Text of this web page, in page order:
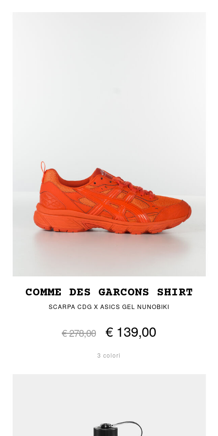
COMME DES GARCONS SHIRT
SCARPA CDG X ASICS GEL NUNOBIKI
€ 278,00 € 139,00
3 colori